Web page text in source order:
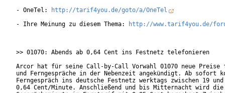
- OneTel:
http://tarif4you.de/goto/a/OneTel
- Ihre Meinung zu diesem Thema:
http://www.tarif4you.de/
>> 01070: Abends ab 0,64 Cent ins Festnetz telefonieren
Arcor hat für seine Call-by-Call Vorwahl 01070 neue
und Ferngespräche in der Nebenzeit angekündigt. Ab sofort
Ferngespräch ins deutsche Festnetz werktags zwischen 19
0,64 Cent/Minute. Anschließend und bis Mitternacht wird die